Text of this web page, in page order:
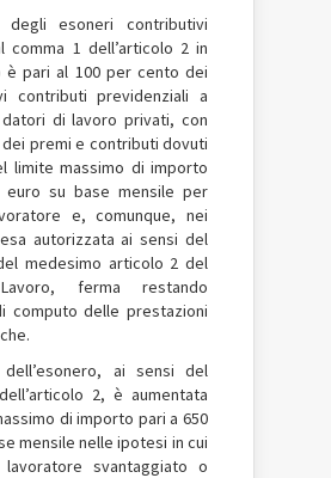
degli esoneri contributivi
comma 1 dell’articolo 2 in
è pari al 100 per cento dei
contributi previdenziali a
di lavoro privati, con
premi e contributi dovuti
limite massimo di importo
euro su base mensile per
e, comunque, nei
autorizzata ai sensi del
medesimo articolo 2 del
ferma restando
computo delle prestazioni
ai sensi del
2, è aumentata
di importo pari a 650
mensile nelle ipotesi in cui
svantaggiato o